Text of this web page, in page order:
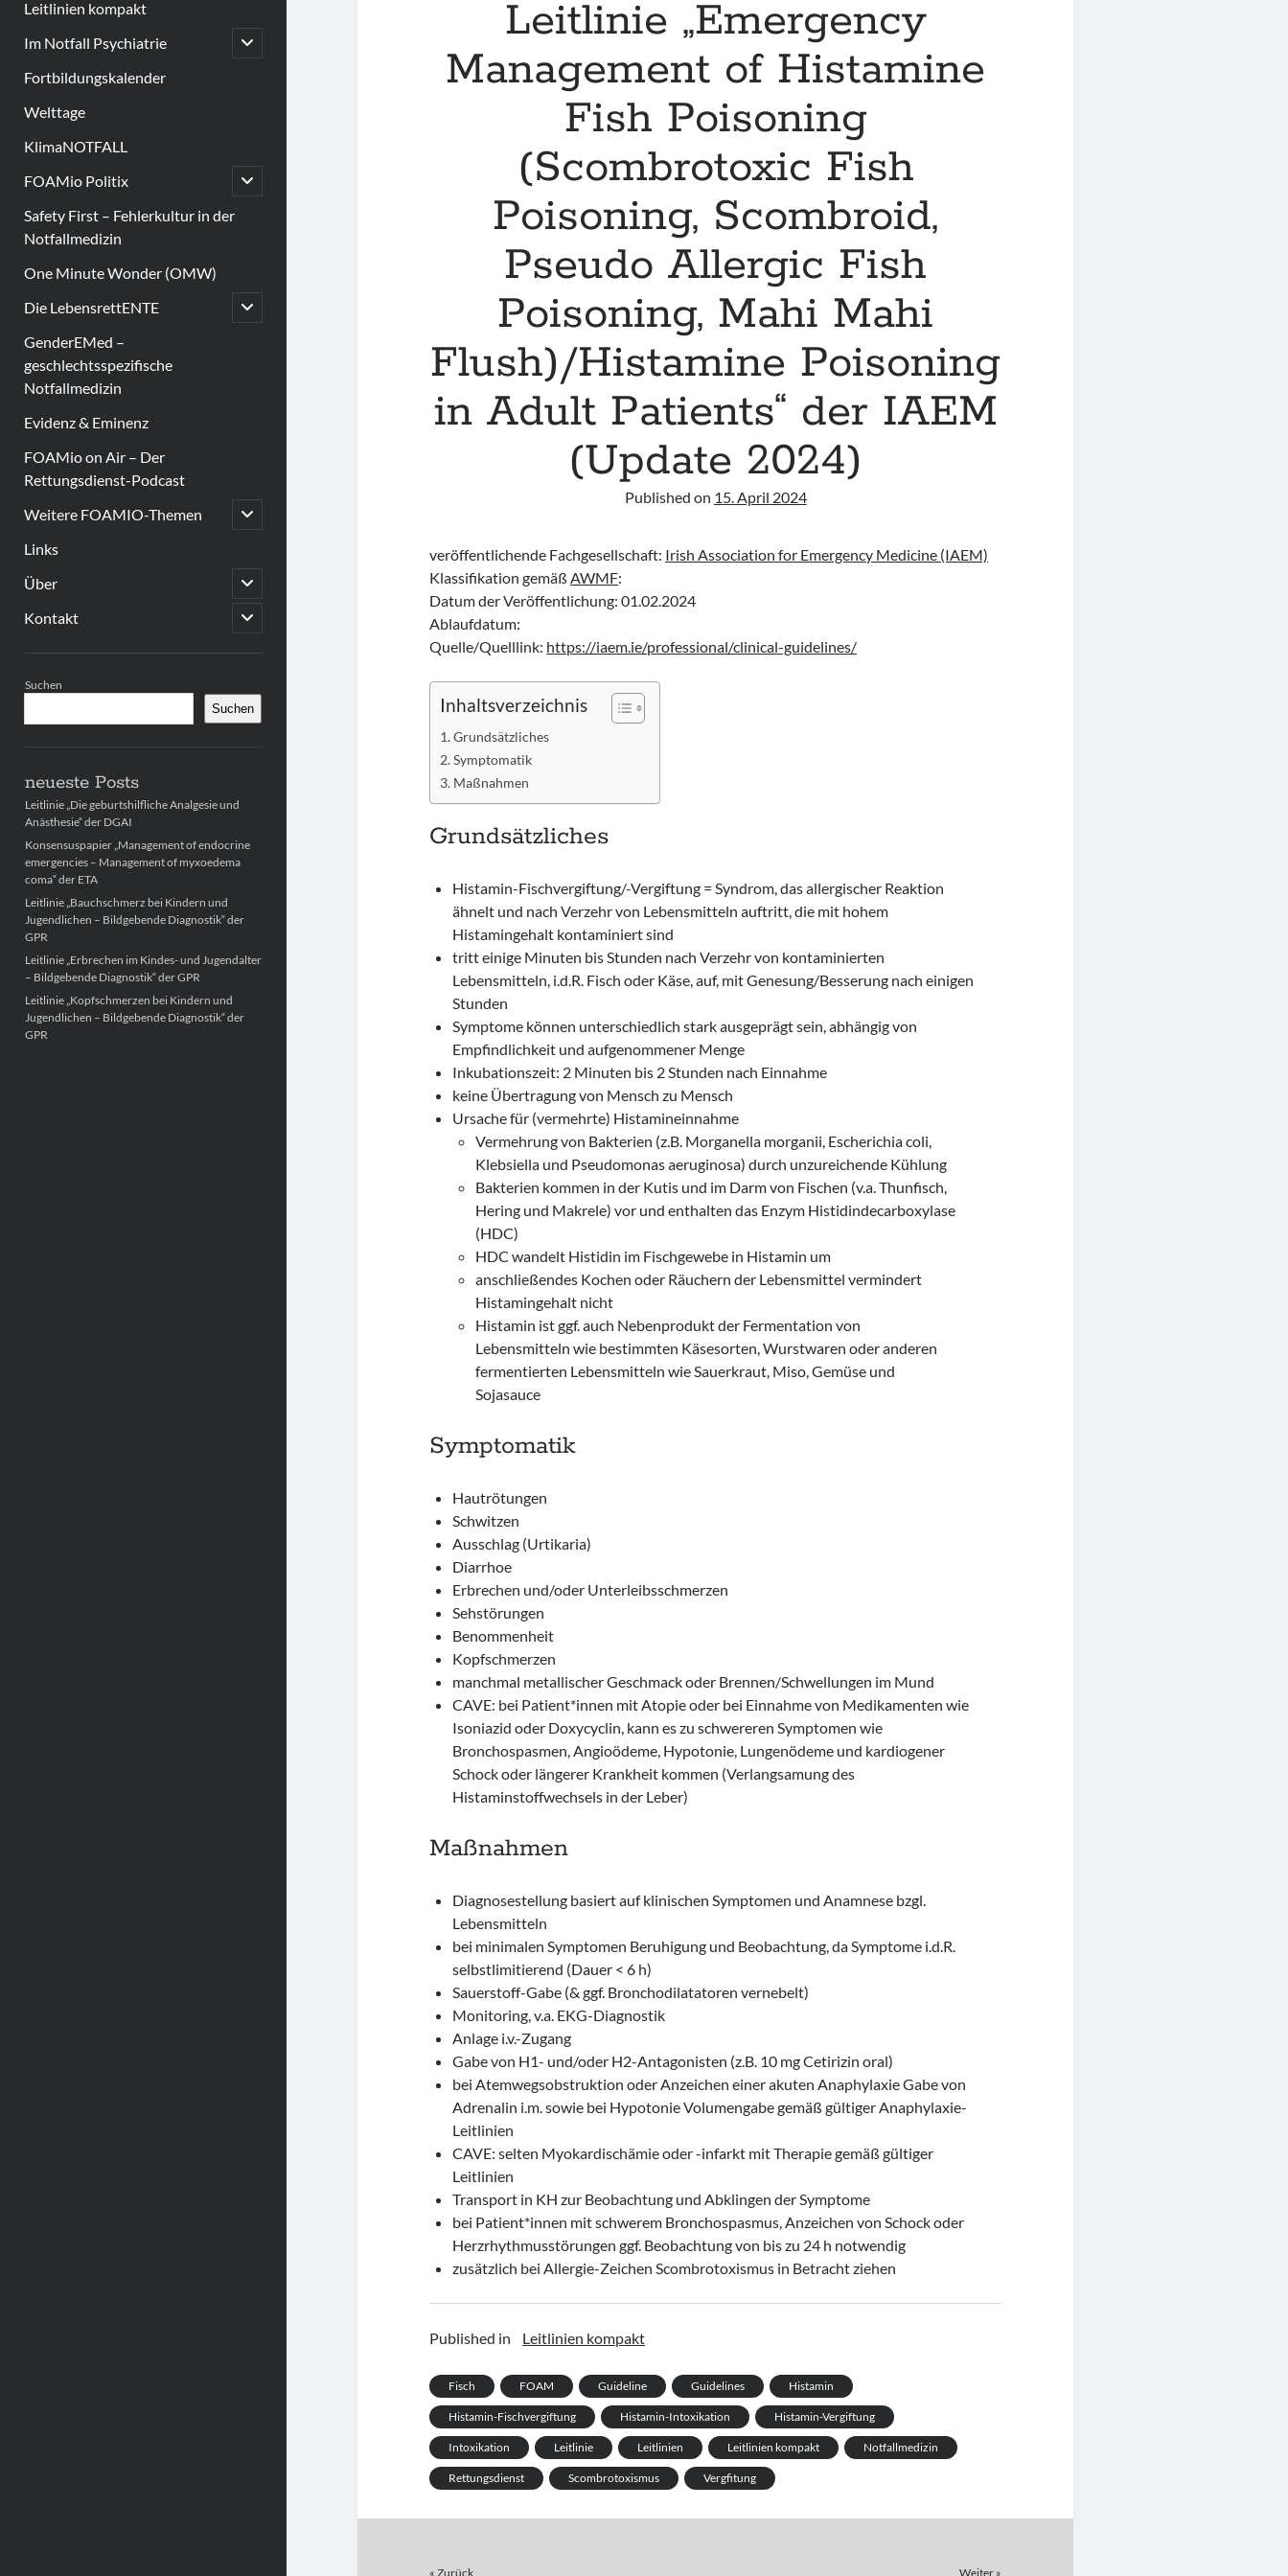
Leitlinien kompakt
Im Notfall Psychiatrie
open
child
Fortbildungskalender
Welttage
KlimaNOTFALL
FOAMio Politix
open
child
Safety First – Fehlerkultur in der
Notfallmedizin
One Minute Wonder (OMW)
Die LebensrettENTE
open
child
GenderEMed –
geschlechtsspezifische
Notfallmedizin
Evidenz & Eminenz
FOAMio on Air – Der
Rettungsdienst-Podcast
Weitere FOAMIO-Themen
open
child
Links
Über
open
child
menu
Kontakt
open
child
Suchen
Suchen
neueste Posts
Leitlinie „Die geburtshilfliche Analgesie und
Anästhesie“ der DGAI
Konsensuspapier „Management of endocrine
emergencies – Management of myxoedema
coma“ der ETA
Leitlinie „Bauchschmerz bei Kindern und
Jugendlichen – Bildgebende Diagnostik“ der
GPR
Leitlinie „Erbrechen im Kindes- und Jugendalter
– Bildgebende Diagnostik“ der GPR
Leitlinie „Kopfschmerzen bei Kindern und
Jugendlichen – Bildgebende Diagnostik“ der
GPR
Leitlinie „Emergency
Management of Histamine
Fish Poisoning
(Scombrotoxic Fish
Poisoning, Scombroid,
Pseudo Allergic Fish
Poisoning, Mahi Mahi
Flush)/Histamine Poisoning
in Adult Patients“ der IAEM
(Update 2024)
Published on 15. April 2024
veröffentlichende Fachgesellschaft: Irish Association for Emergency Medicine (IAEM)
Klassifikation gemäßAWMF:
Datum der Veröffentlichung: 01.02.2024
Ablaufdatum:
Quelle/Quelllink: https://iaem.ie/professional/clinical-guidelines/
Inhaltsverzeichnis
Grundsätzliches
Symptomatik
Maßnahmen
Grundsätzliches
Histamin-Fischvergiftung/-Vergiftung = Syndrom, das allergischer Reaktion
ähnelt und nach Verzehr von Lebensmitteln auftritt, die mit hohem
Histamingehalt kontaminiert sind
tritt einige Minuten bis Stunden nach Verzehr von kontaminierten
Lebensmitteln, i.d.R. Fisch oder Käse, auf, mit Genesung/Besserung nach einigen
Stunden
Symptome können unterschiedlich stark ausgeprägt sein, abhängig von
Empfindlichkeit und aufgenommener Menge
Inkubationszeit: 2 Minuten bis 2 Stunden nach Einnahme
keine Übertragung von Mensch zu Mensch
Ursache für (vermehrte) Histamineinnahme
Vermehrung von Bakterien (z.B. Morganella morganii, Escherichia coli,
Klebsiella und Pseudomonas aeruginosa) durch unzureichende Kühlung
Bakterien kommen in der Kutis und im Darm von Fischen (v.a. Thunfisch,
Hering und Makrele) vor und enthalten das Enzym Histidindecarboxylase
(HDC)
HDC wandelt Histidin im Fischgewebe in Histamin um
anschließendes Kochen oder Räuchern der Lebensmittel vermindert
Histamingehalt nicht
Histamin ist ggf. auch Nebenprodukt der Fermentation von
Lebensmitteln wie bestimmten Käsesorten, Wurstwaren oder anderen
fermentierten Lebensmitteln wie Sauerkraut, Miso, Gemüse und
Sojasauce
Symptomatik
Hautrötungen
Schwitzen
Ausschlag (Urtikaria)
Diarrhoe
Erbrechen und/oder Unterleibsschmerzen
Sehstörungen
Benommenheit
Kopfschmerzen
manchmal metallischer Geschmack oder Brennen/Schwellungen im Mund
CAVE: bei Patient*innen mit Atopie oder bei Einnahme von Medikamenten wie
Isoniazid oder Doxycyclin, kann es zu schwereren Symptomen wie
Bronchospasmen, Angioödeme, Hypotonie, Lungenödeme und kardiogener
Schock oder längerer Krankheit kommen (Verlangsamung des
Histaminstoffwechsels in der Leber)
Maßnahmen
Diagnosestellung basiert auf klinischen Symptomen und Anamnese bzgl.
Lebensmitteln
bei minimalen Symptomen Beruhigung und Beobachtung, da Symptome i.d.R.
selbstlimitierend (Dauer < 6 h)
Sauerstoff-Gabe (& ggf. Bronchodilatatoren vernebelt)
Monitoring, v.a. EKG-Diagnostik
Anlage i.v.-Zugang
Gabe von H1- und/oder H2-Antagonisten (z.B. 10 mg Cetirizin oral)
bei Atemwegsobstruktion oder Anzeichen einer akuten Anaphylaxie Gabe von
Adrenalin i.m. sowie bei Hypotonie Volumengabe gemäß gültiger Anaphylaxie-
Leitlinien
CAVE: selten Myokardischämie oder -infarkt mit Therapie gemäß gültiger
Leitlinien
Transport in KH zur Beobachtung und Abklingen der Symptome
bei Patient*innen mit schwerem Bronchospasmus, Anzeichen von Schock oder
Herzrhythmusstörungen ggf. Beobachtung von bis zu 24 h notwendig
zusätzlich bei Allergie-Zeichen Scombrotoxismus in Betracht ziehen
Published in Leitlinien kompakt
Fisch FOAM Guideline Guidelines Histamin
Histamin-Fischvergiftung Histamin-Intoxikation Histamin-Vergiftung
Intoxikation Leitlinie Leitlinien Leitlinien kompakt Notfallmedizin
Rettungsdienst Scombrotoxismus Vergfitung
« Zurück Weiter »